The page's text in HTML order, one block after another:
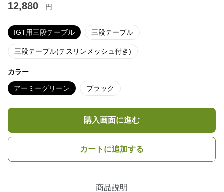
12,880 円
IGT用三段テーブル 三段テーブル
三段テーブル(テスリンメッシュ付き)
カラー
アーミーグリーン ブラック
購入画面に進む
カートに追加する
商品説明